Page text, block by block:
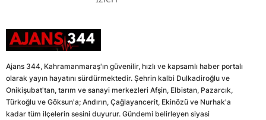
Ajans 344, Kahramanmaraş'ın güvenilir, hızlı ve kapsamlı haber portalı
olarak yayın hayatını sürdürmektedir. Şehrin kalbi Dulkadiroğlu ve
Onikişubat'tan, tarım ve sanayi merkezleri Afşin, Elbistan, Pazarcık,
Türkoğlu ve Göksun'a; Andırın, Çağlayancerit, Ekinözü ve Nurhak'a
kadar tüm ilçelerin sesini duyurur. Gündemi belirleyen siyasi